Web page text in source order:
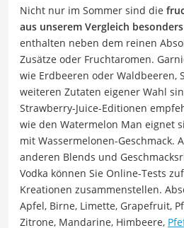
Nicht nur im Sommer sind die
aus unserem Vergleich
enthalten neben dem reinen
Zusätze oder Fruchtaromen.
wie Erdbeeren oder Waldbeeren,
weiteren Zutaten eigener Wahl
Strawberry-Juice-Editionen
wie den Watermelon Man eignet
mit Wassermelonen-Geschmack.
anderen Blends und
Vodka können Sie Online-Tests
Kreationen zusammenstellen.
Apfel, Birne, Limette, Grapefruit,
Zitrone, Mandarine, Himbeere,